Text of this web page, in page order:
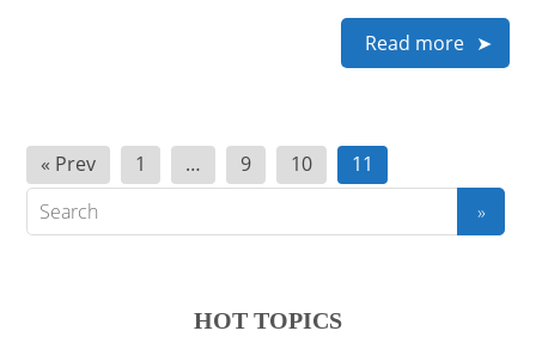
Read more
Posts
pagination
« Prev 1 … 9 10 11
HOT TOPICS